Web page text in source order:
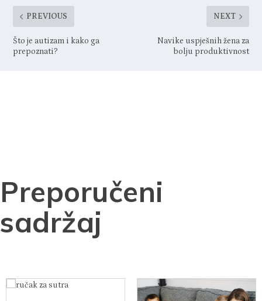
PREVIOUS
Što je autizam i kako ga
prepoznati?
NEXT
Navike uspješnih žena za
bolju produktivnost
Preporučeni
sadržaj